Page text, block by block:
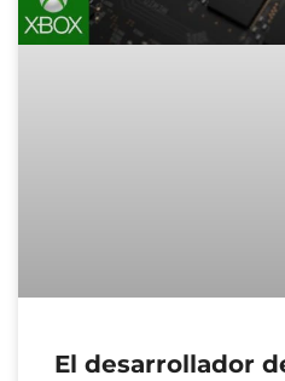
El desarrollador